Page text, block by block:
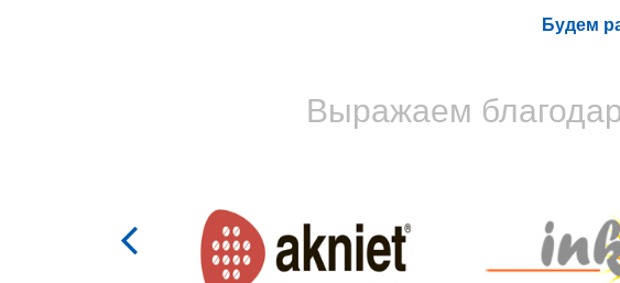
Будем
Выражаем